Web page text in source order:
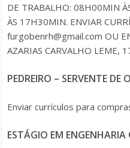
DE TRABALHO: 08H00MIN
ÀS 17H30MIN. ENVIAR
furgobenrh@gmail.com OU
AZARIAS CARVALHO LEME,
PEDREIRO – SERVENTE
Enviar currículos para
ESTÁGIO EM